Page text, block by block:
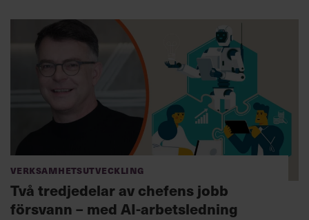
Prenumerera
Verksamhetsutveckling
Två tredjedelar av chefens jobb
försvann – med AI-arbetsledning